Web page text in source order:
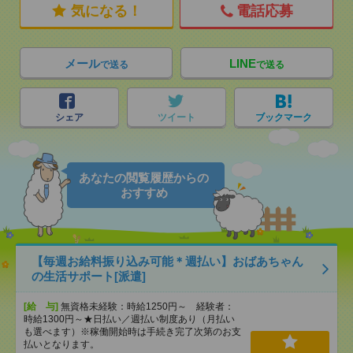
気になる！ 電話応募
メールで送る LINEで送る
シェア ツイート ブックマーク
あなたの閲覧履歴からの
おすすめ
【毎週お給料振り込み可能＊週払い】おばあちゃん
の生活サポート[派遣]
[給 与] 無資格未経験：時給1250円～ 経験者：
時給1300円～★日払い／週払い制度あり（月払い
も選べます）※稼働開始時は手続き完了次第のお支
払いとなります。